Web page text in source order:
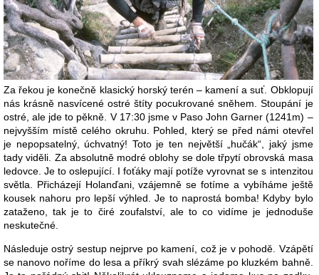
Za řekou je konečně klasický horský terén – kamení a suť. Obklopují
nás krásně nasvícené ostré štíty pocukrované sněhem. Stoupání je
ostré, ale jde to pěkně. V 17:30 jsme v Paso John Garner (1241m) –
nejvyšším místě celého okruhu. Pohled, který se před námi otevřel
je nepopsatelný, úchvatný! Toto je ten největší „hučák“, jaký jsme
tady viděli. Za absolutně modré oblohy se dole třpytí obrovská masa
ledovce. Je to oslepující. I foťáky mají potíže vyrovnat se s intenzitou
světla. Přicházejí Holanďani, vzájemně se fotíme a vybíháme ještě
kousek nahoru pro lepší výhled. Je to naprostá bomba! Kdyby bylo
zataženo, tak je to čiré zoufalství, ale to co vidíme je jednoduše
neskutečné.
Následuje ostrý sestup nejprve po kamení, což je v pohodě. Vzápětí
se nanovo noříme do lesa a příkrý svah slézáme po kluzkém bahně.